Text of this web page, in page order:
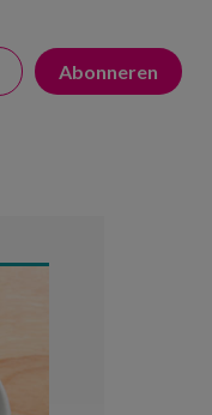
Abonneren